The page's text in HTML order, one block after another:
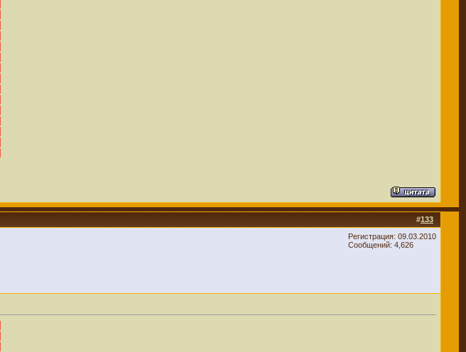
#133
Регистрация: 09.03.2010
Сообщений: 4,626